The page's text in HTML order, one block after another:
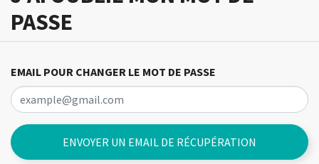
PASSE
EMAIL POUR CHANGER LE MOT DE PASSE
ENVOYER UN EMAIL DE RÉCUPÉRATION